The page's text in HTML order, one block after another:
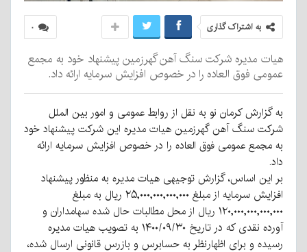
۰ به اشتراک گذاری
هیات مدیره شرکت سنگ آهن گهرزمین پیشنهاد خود به مجمع
عمومی فوق العاده را در خصوص افزایش سرمایه ارائه داد.
به گزارش کرمان نو به نقل از روابط عمومی و امور بین الملل
شرکت سنگ آهن گهرزمین هیات مدیره این شرکت پیشنهاد خود
به مجمع عمومی فوق العاده را در خصوص افزایش سرمایه ارائه
داد.
بر این اساس، گزارش توجیهی هیات مدیره به منظور پیشنهاد
افزایش سرمایه از مبلغ ۲۵,۰۰۰,۰۰۰,۰۰۰,۰۰۰ ریال به مبلغ
۱۲۰,۰۰۰,۰۰۰,۰۰۰,۰۰۰ ریال از محل مطالبات حال شده سهامداران و
آورده نقدی که در تاریخ ۱۴۰۰/۰۹/۳۰ به تصویب هیات مدیره
رسیده و برای اظهارنظر به حسابرس و بازرس قانونی ارسال شده،